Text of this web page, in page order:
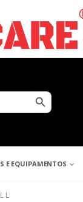
Search Button
E EQUIPAMENTOS
L